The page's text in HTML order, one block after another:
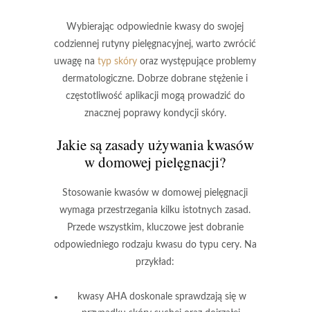
Wybierając odpowiednie kwasy do swojej
codziennej rutyny pielęgnacyjnej, warto zwrócić
uwagę na typ skóry oraz występujące problemy
dermatologiczne. Dobrze dobrane stężenie i
częstotliwość aplikacji mogą prowadzić do
znacznej poprawy kondycji skóry.
Jakie są zasady używania kwasów
w domowej pielęgnacji?
Stosowanie kwasów w domowej pielęgnacji
wymaga przestrzegania kilku istotnych zasad.
Przede wszystkim, kluczowe jest dobranie
odpowiedniego rodzaju kwasu do typu cery. Na
przykład:
kwasy AHAdoskonale sprawdzają się w